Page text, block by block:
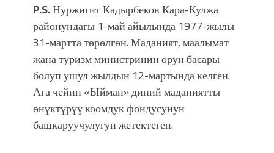
P.S.Нуржигит Кадырбеков Кара-Кулжа
районундагы 1-май айылында 1977-жылы
31-мартта төрөлгөн. Маданият, маалымат
жана туризм министринин орун басары
болуп ушул жылдын 12-мартында келген.
Ага чейин «Ыйман» диний маданиятты
өнүктүрүү коомдук фондусунун
башкаруучулугун жетектеген.